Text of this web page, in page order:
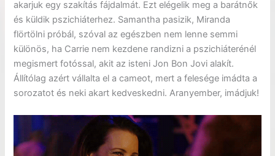
akarjuk egy szakítás fájdalmát. Ezt elégelik meg a barátnők
és küldik pszichiáterhez. Samantha pasizik, Miranda
flörtölni próbál, szóval az egészben nem lenne semmi
különös, ha Carrie nem kezdene randizni a pszichiáterénél
megismert fotóssal, akit az isteni Jon Bon Jovi alakít.
Állítólag azért vállalta el a cameot, mert a felesége imádta a
sorozatot és neki akart kedveskedni. Aranyember, imádjuk!